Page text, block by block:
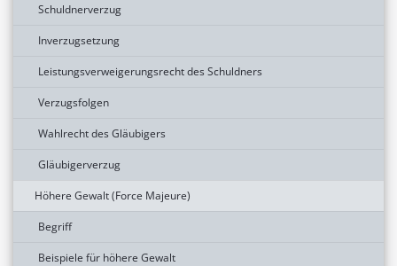
Schuldnerverzug
Inverzugsetzung
Leistungsverweigerungsrecht des Schuldners
Verzugsfolgen
Wahlrecht des Gläubigers
Gläubigerverzug
Höhere Gewalt (Force Majeure)
Begriff
Beispiele für höhere Gewalt